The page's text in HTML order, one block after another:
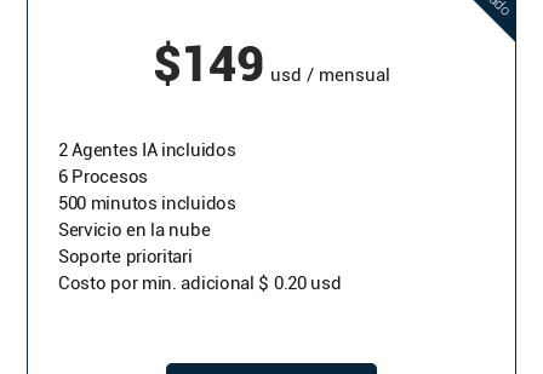
$149 usd / mensual
2 Agentes IA incluidos
6 Procesos
500 minutos incluidos
Servicio en la nube
Soporte prioritari
Costo por min. adicional $ 0.20 usd